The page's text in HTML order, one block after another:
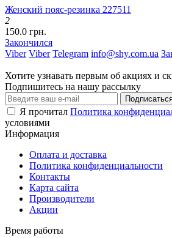
Женский пояс-резинка 227511
2
150.0 грн.
Закончился
Viber Viber Telegram info@shy.com.ua
Хотите узнавать первым об акциях и
Подпишитесь на нашу рассылку
Я прочитал Политика
условиями
Информация
Оплата и доставка
Политика конфиденциальности
Контакты
Карта сайта
Производители
Акции
Время работы